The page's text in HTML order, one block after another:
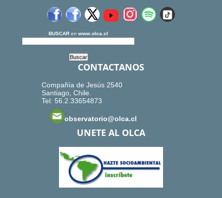
BUSCAR en www.olca.cl
CONTACTANOS
Compañía de Jesús 2540
Santiago, Chile.
Tel: 56.2.33654873
observatorio@olca.cl
UNETE AL OLCA